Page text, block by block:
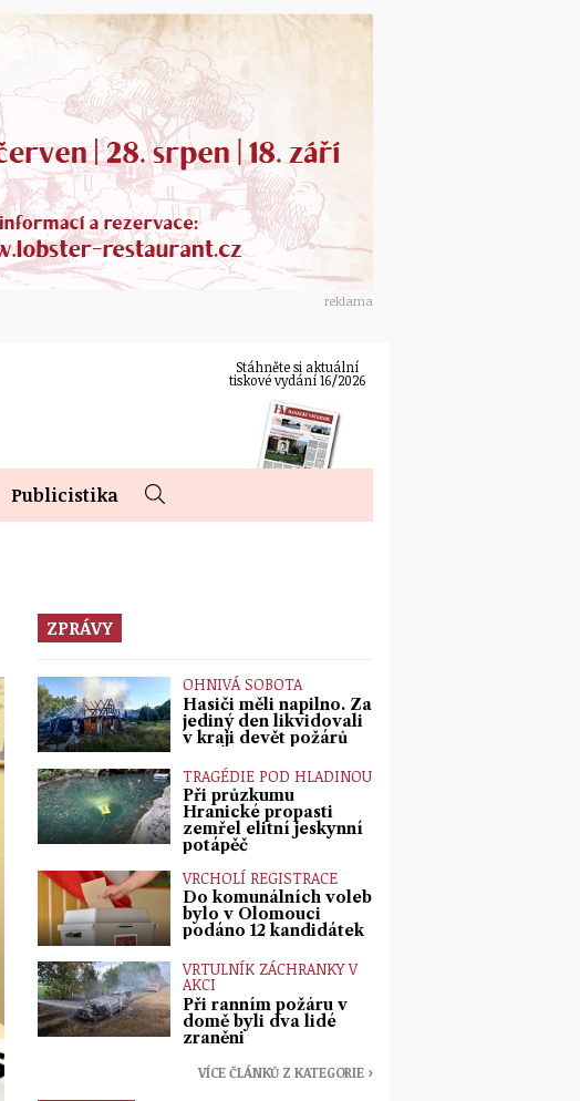
reklama
Stáhněte si aktuální
tiskové vydání 16/2026
Publicistika
ZPRÁVY
OHNIVÁ SOBOTA
Hasiči měli napilno. Za
jediný den likvidovali
v kraji devět požárů
TRAGÉDIE POD HLADINOU
Při průzkumu
Hranické propasti
zemřel elitní jeskynní
potápěč
VRCHOLÍ REGISTRACE
Do komunálních voleb
bylo v Olomouci
podáno 12 kandidátek
VRTULNÍK ZÁCHRANKY V
AKCI
Při ranním požáru v
domě byli dva lidé
zraněni
VÍCE ČLÁNKŮ Z KATEGORIE ›